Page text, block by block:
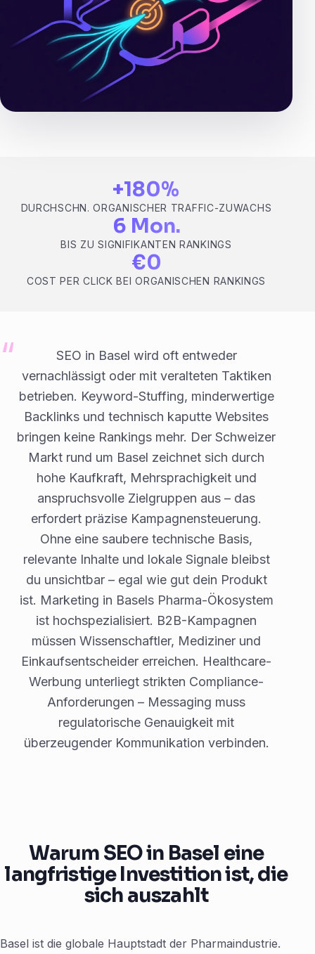
+180%
DURCHSCHN. ORGANISCHER TRAFFIC-ZUWACHS
6 Mon.
BIS ZU SIGNIFIKANTEN RANKINGS
€0
COST PER CLICK BEI ORGANISCHEN RANKINGS
SEO in Basel wird oft entweder
vernachlässigt oder mit veralteten Taktiken
betrieben. Keyword-Stuffing, minderwertige
Backlinks und technisch kaputte Websites
bringen keine Rankings mehr. Der Schweizer
Markt rund um Basel zeichnet sich durch
hohe Kaufkraft, Mehrsprachigkeit und
anspruchsvolle Zielgruppen aus – das
erfordert präzise Kampagnensteuerung.
Ohne eine saubere technische Basis,
relevante Inhalte und lokale Signale bleibst
du unsichtbar – egal wie gut dein Produkt
ist. Marketing in Basels Pharma-Ökosystem
ist hochspezialisiert. B2B-Kampagnen
müssen Wissenschaftler, Mediziner und
Einkaufsentscheider erreichen. Healthcare-
Werbung unterliegt strikten Compliance-
Anforderungen – Messaging muss
regulatorische Genauigkeit mit
überzeugender Kommunikation verbinden.
Warum SEO in Basel eine
langfristige Investition ist, die
sich auszahlt
Basel ist die globale Hauptstadt der Pharmaindustrie.